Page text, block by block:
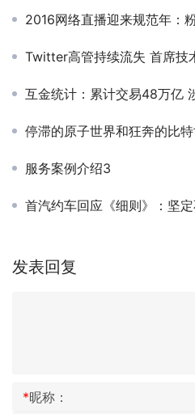
2016网络直播迎来规范年：
Twitter高管持续流失 首席技
互金统计：累计交易48万亿
停滞的原子世界和狂奔的比
服务案例介绍3
首汽约车回应《细则》：坚
发表回复
*昵称：